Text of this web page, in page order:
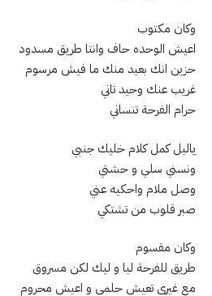
وكان مكتوب
اعيش الوحده حاف وانتا طريق مسدود
حزين انك بعيد منك ما فيش مرسوم
غريب عنك وحيد تاني
حرام الفرحة تنساني
ياليل كمل كلام خليك جنبي
ونسني سلي و حشتي
وصل ملام واحكيه عني
صبر قلوب من تشتكي
وكان مقسوم
طريق للفرحة ليا و ليك لكن مسروق
مع غيري تعيش حلمي و اعيش محروم